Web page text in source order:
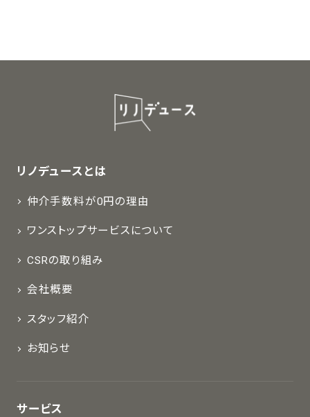
リノデュースとは
仲介手数料が0円の理由
ワンストップサービスについて
CSRの取り組み
会社概要
スタッフ紹介
お知らせ
サービス